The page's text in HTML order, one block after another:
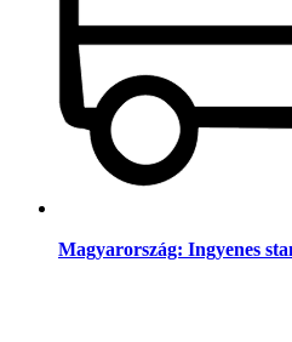
Magyarország: Ingyenes